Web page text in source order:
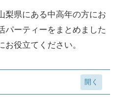
梨県にある中高年の方にお
パーティーをまとめました
役立てください。